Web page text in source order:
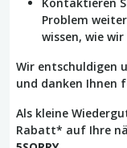
Problem
wissen, wie
Wir entschuldigen
und danken Ihnen
Als kleine
Rabatt* auf Ihre